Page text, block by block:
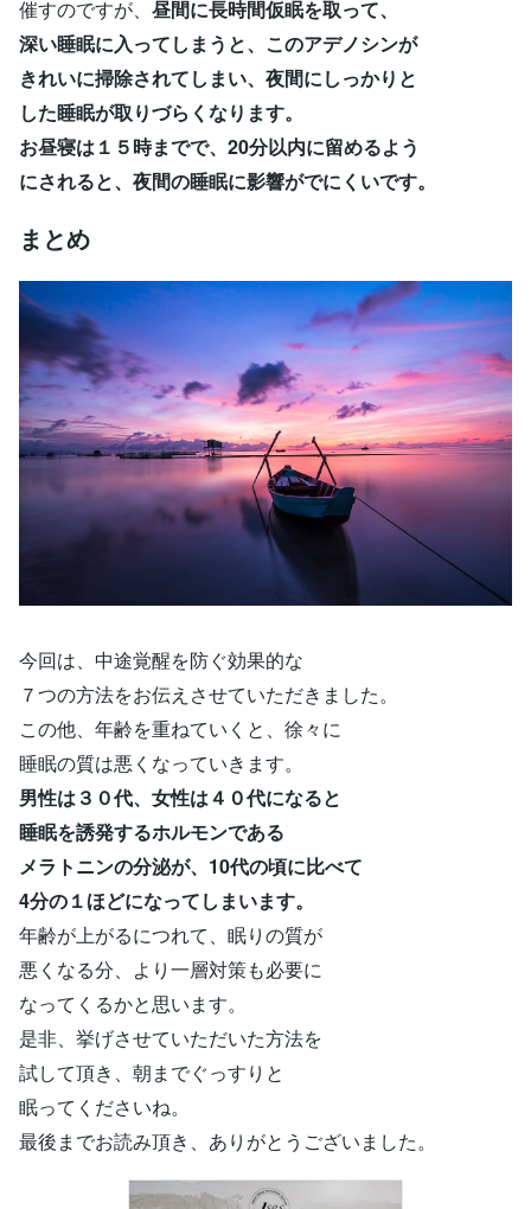
催すのですが、 昼間に長時間仮眠を取って、
深い睡眠に入ってしまうと、このアデノシンが
きれいに掃除されてしまい、夜間にしっかりと
した睡眠が取りづらくなります。
お昼寝は１５時までで、20分以内に留めるよう
にされると、夜間の睡眠に影響がでにくいです。
まとめ
今回は、中途覚醒を防ぐ効果的な
７つの方法をお伝えさせていただきました。
この他、年齢を重ねていくと、徐々に
睡眠の質は悪くなっていきます。
男性は３０代、女性は４０代になると
睡眠を誘発するホルモンである
メラトニンの分泌が、10代の頃に比べて
4分の１ほどになってしまいます。
年齢が上がるにつれて、眠りの質が
悪くなる分、より一層対策も必要に
なってくるかと思います。
是非、挙げさせていただいた方法を
試して頂き、朝までぐっすりと
眠ってくださいね。
最後までお読み頂き、ありがとうございました。